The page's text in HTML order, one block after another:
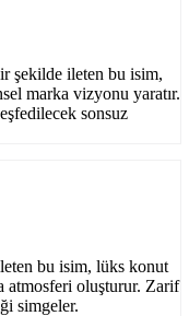
şekilde ileten bu isim,
marka vizyonu yaratır.
sonsuz
bu isim, lüks konut
atmosferi oluşturur. Zarif
simgeler.